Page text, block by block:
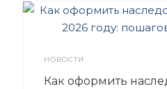
НОВОСТИ
Как оформить